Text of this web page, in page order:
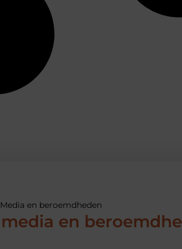
Media en beroemdheden
media en